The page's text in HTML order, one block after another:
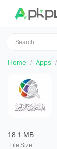
Home Apps
18.1 MB
File Size